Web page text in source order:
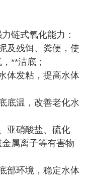
链式氧化能力：
及残饵、粪便，使
**洁底；
体发粘，提高水体
底温，改善老化水
亚硝酸盐、硫化
属离子等有害物
部环境，稳定水体